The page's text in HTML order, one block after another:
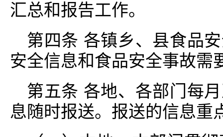
汇总和报告工作。
第四条 各镇乡、县食品
安全信息和食品安全事故需
第五条 各地、各部门每
息随时报送。报送的信息重